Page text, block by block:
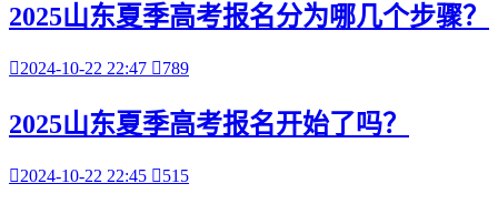
2025山东夏季高考报名分为哪几个步骤？
2024-10-22 22:47 789
2025山东夏季高考报名开始了吗？
2024-10-22 22:45 515